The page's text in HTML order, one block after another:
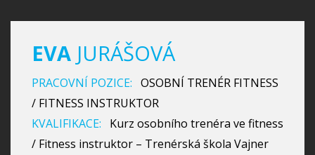
EVA JURÁŠOVÁ
PRACOVNÍ POZICE: OSOBNÍ TRENÉR FITNESS
/ FITNESS INSTRUKTOR
KVALIFIKACE:
Kurz osobního trenéra ve fitness
/ Fitness instruktor – Trenérská škola Vajner